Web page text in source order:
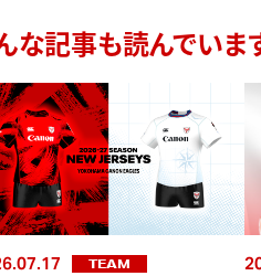
な記事も読んでいます
TEAM